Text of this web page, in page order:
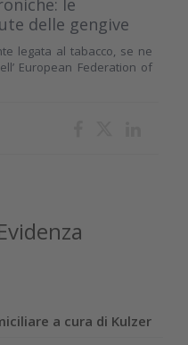
delle gengive
legata al tabacco, se ne
European Federation of
a cura di Kulzer